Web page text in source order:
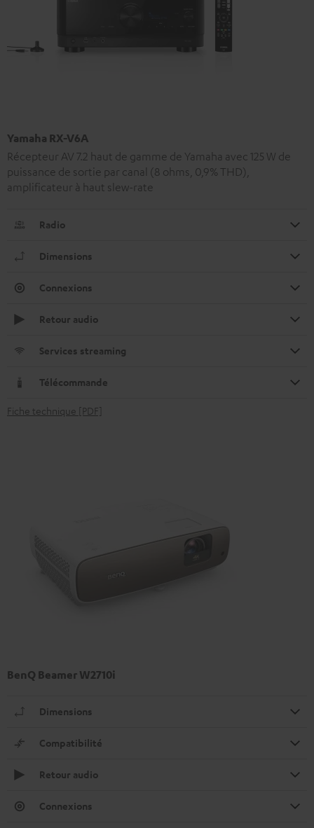
Yamaha RX-V6A
Récepteur AV 7.2 haut de gamme de Yamaha avec 125 W de
puissance de sortie par canal (8 ohms, 0,9% THD),
amplificateur à haut slew-rate
Radio
Dimensions
Connexions
Retour audio
Services streaming
Télécommande
Fiche technique [PDF]
BenQ Beamer W2710i
Dimensions
Compatibilité
Retour audio
Connexions